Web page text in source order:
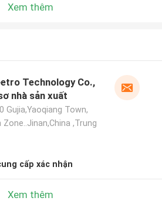
Xem thêm
Technology Co.,
nhà sản xuất
Gujia,Yaoqiang Town,
Zone..Jinan,China ,Trung
cấp xác nhận
Xem thêm